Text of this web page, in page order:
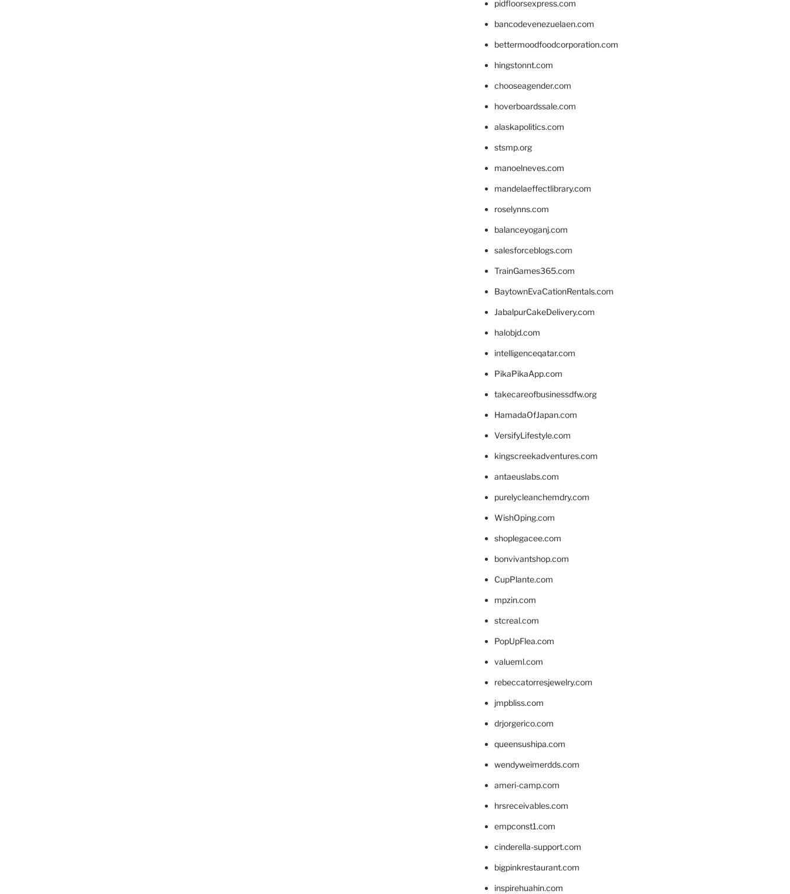
pidfloorsexpress.com
bancodevenezuelaen.com
bettermoodfoodcorporation.com
hingstonnt.com
chooseagender.com
hoverboardssale.com
alaskapolitics.com
stsmp.org
manoelneves.com
mandelaeffectlibrary.com
roselynns.com
balanceyoganj.com
salesforceblogs.com
TrainGames365.com
BaytownEvaCationRentals.com
JabalpurCakeDelivery.com
halobjd.com
intelligenceqatar.com
PikaPikaApp.com
takecareofbusinessdfw.org
HamadaOfJapan.com
VersifyLifestyle.com
kingscreekadventures.com
antaeuslabs.com
purelycleanchemdry.com
WishOping.com
shoplegacee.com
bonvivantshop.com
CupPlante.com
mpzin.com
stcreal.com
PopUpFlea.com
valueml.com
rebeccatorresjewelry.com
jmpbliss.com
drjorgerico.com
queensushipa.com
wendyweimerdds.com
ameri-camp.com
hrsreceivables.com
empconst1.com
cinderella-support.com
bigpinkrestaurant.com
inspirehuahin.com